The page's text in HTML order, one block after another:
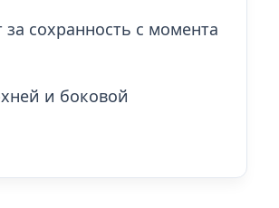
за сохранность с момента
и боковой